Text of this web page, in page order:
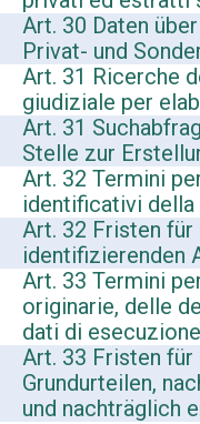
Art. 30 Daten
Privat- und
Art. 31 Ricerche
giudiziale per
Art. 31
Stelle zur
Art. 32 Termini
identificativi della
Art. 32 Fristen für
identifizierenden
Art. 33 Termini
originarie, delle
dati di
Art. 33 Fristen für
Grundurteilen,
und nachträglich